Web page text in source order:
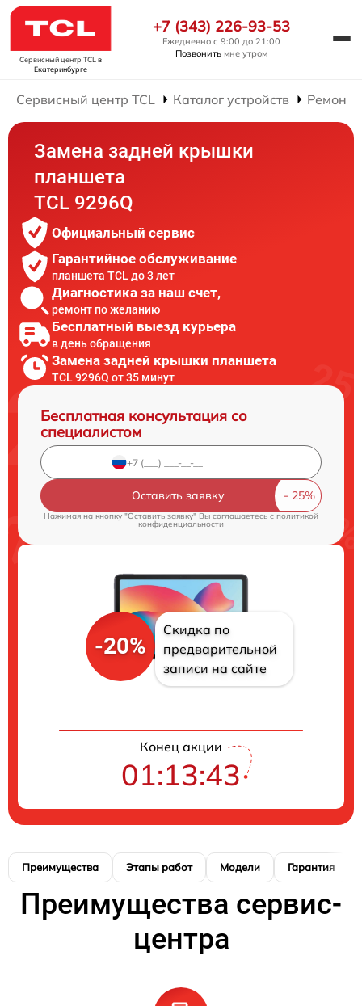
Сервисный центр TCL в
Екатеринбурге
+7 (343) 226-93-53
Ежедневно с 9:00 до 21:00
Позвонить мне утром
Сервисный центр TCL Каталог устройств Ремонт
Замена задней крышки
планшета
TCL 9296Q
Официальный сервис
Гарантийное обслуживание
планшета TCL до 3 лет
Диагностика за наш счет,
ремонт по желанию
Бесплатный выезд курьера
в день обращения
Замена задней крышки планшета
TCL 9296Q от 35 минут
Бесплатная консультация со
специалистом
Оставить заявку
Нажимая на кнопку "Оставить заявку" Вы соглашаетесь cполитикой
конфиденциальности
-20%
Скидка по
предварительной
записи на сайте
Конец акции
01:13:42
Преимущества Этапы работ Модели Гарантия
Преимущества сервис-
центра